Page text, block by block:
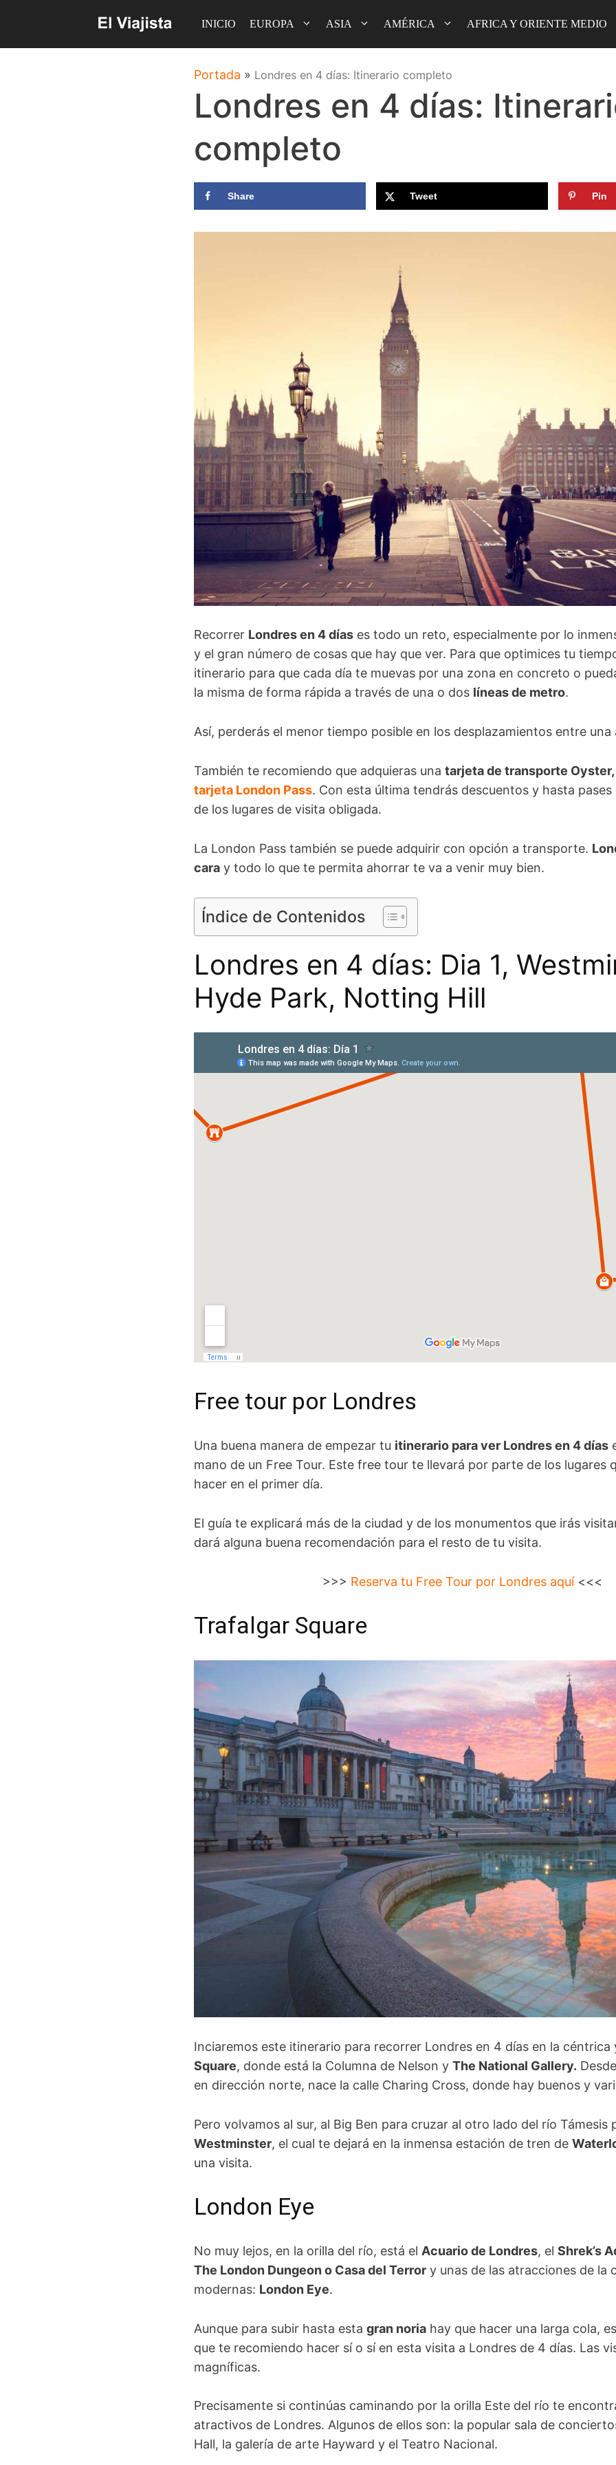
contenido
INICIO EUROPA ASIA AMÉRICA AFRICA Y ORIENTE MEDIO
Portada » Londres en 4 días: Itinerario completo
Londres en 4 días:
completo
Share Tweet Pin
Recorrer Londres en 4 días es todo un reto, especialmente por lo
y el gran número de cosas que hay que ver. Para que optimices tu
itinerario para que cada día te muevas por una zona en concreto o
la misma de forma rápida a través de una o dos líneas de metro.
Así, perderás el menor tiempo posible en los desplazamientos entre
También te recomiendo que adquieras una tarjeta de transporte Oyster,
tarjeta London Pass. Con esta última tendrás descuentos y hasta
de los lugares de visita obligada.
La London Pass también se puede adquirir con opción a transporte.
cara y todo lo que te permita ahorrar te va a venir muy bien.
Índice de Contenidos
Londres en 4 días: Dia 1,
Hyde Park, Notting Hill
Free tour por Londres
Una buena manera de empezar tu itinerario para ver Londres en 4 días
mano de un Free Tour. Este free tour te llevará por parte de los lugares
hacer en el primer día.
El guía te explicará más de la ciudad y de los monumentos que irás
dará alguna buena recomendación para el resto de tu visita.
>>> Reserva tu Free Tour por Londres aquí <<<
Trafalgar Square
Inciaremos este itinerario para recorrer Londres en 4 días en la céntrica
Square, donde está la Columna de Nelson y The National Gallery.
en dirección norte, nace la calle Charing Cross, donde hay buenos y
Pero volvamos al sur, al Big Ben para cruzar al otro lado del río Támesis
Westminster, el cual te dejará en la inmensa estación de tren de
una visita.
London Eye
No muy lejos, en la orilla del río, está el Acuario de Londres, el Shrek’s
The London Dungeon o Casa del Terror y unas de las atracciones de la
modernas: London Eye.
Aunque para subir hasta esta gran noria hay que hacer una larga cola,
que te recomiendo hacer sí o sí en esta visita a Londres de 4 días. Las
magníficas.
Precisamente si continúas caminando por la orilla Este del río te
atractivos de Londres. Algunos de ellos son: la popular sala de
Hall, la galería de arte Hayward y el Teatro Nacional.